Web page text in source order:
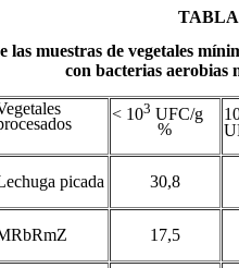
TABLA
muestras de vegetales
con bacterias aerobias
< 103 UFC/g
%
picada 30,8
17,5